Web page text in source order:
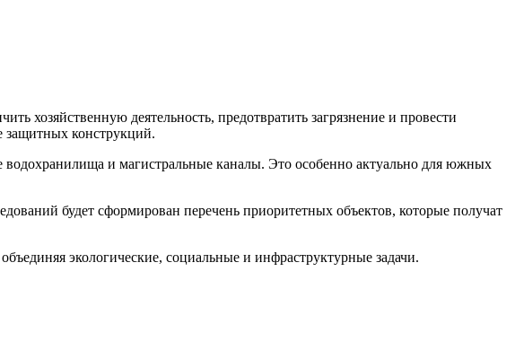
хозяйственную деятельность, предотвратить загрязнение и провести
защитных конструкций.
и магистральные каналы. Это особенно актуально для южных
будет сформирован перечень приоритетных объектов, которые получат
экологические, социальные и инфраструктурные задачи.